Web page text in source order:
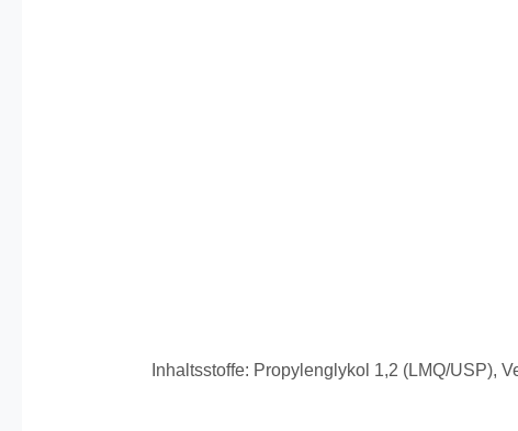
Inhaltsstoffe: Propylenglykol 1,2 (LMQ/USP),